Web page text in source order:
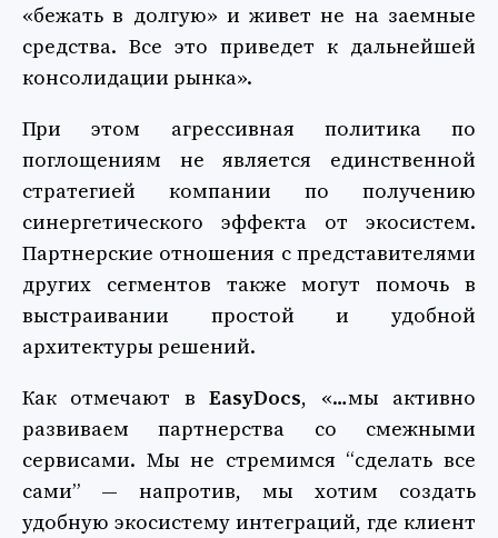
«бежать в долгую» и живет не на заемные
средства. Все это приведет к дальнейшей
консолидации рынка».
При этом агрессивная политика по
поглощениям не является единственной
стратегией компании по получению
синергетического эффекта от экосистем.
Партнерские отношения с представителями
других сегментов также могут помочь в
выстраивании простой и удобной
архитектуры решений.
Как отмечают вEasyDocs, «…мы активно
развиваем партнерства со смежными
сервисами. Мы не стремимся “сделать все
сами” — напротив, мы хотим создать
удобную экосистему интеграций, где клиент